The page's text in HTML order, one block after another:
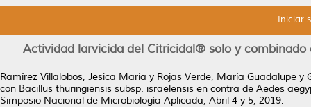
Iniciar
Actividad larvicida del Citricidal® solo y combinado
Ramírez Villalobos, Jesica María y Rojas Verde, María Guadalupe y
con Bacillus thuringiensis subsp. israelensis en contra de Aedes
Simposio Nacional de Microbiología Aplicada, Abril 4 y 5, 2019.